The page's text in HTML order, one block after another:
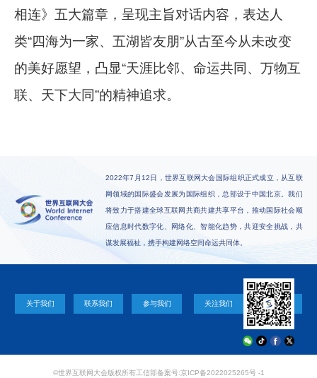
相连》五大篇章，呈现主旨对话内容，表达人
类“四海为一家、五湖皆友朋”从古至今从未改变
的美好愿望，凸显“天涯比邻、命运共同、万物互
联、天下大同”的精神追求。
2022年7月12日，世界互联网大会国际组织正式成立，从互联
网领域的国际盛会发展为国际组织，总部设于中国北京。我们
将致力于搭建全球互联网共商共建共享平台，推动国际社会顺
应信息时代数字化、网络化、智能化趋势，共迎安全挑战，共
谋发展福祉，携手构建网络空间命运共同体。
关于我们 联系我们 参与我们 关注我们
©世界互联网大会版权所有工信部备案号:京ICP备2022025265号 -1